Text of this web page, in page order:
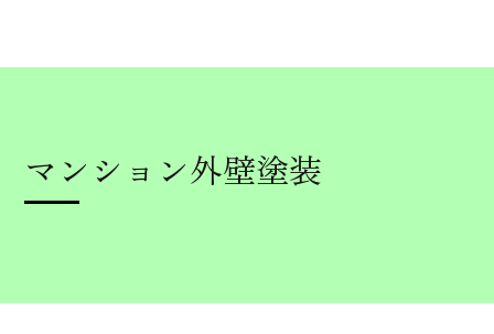
マンション外壁塗装